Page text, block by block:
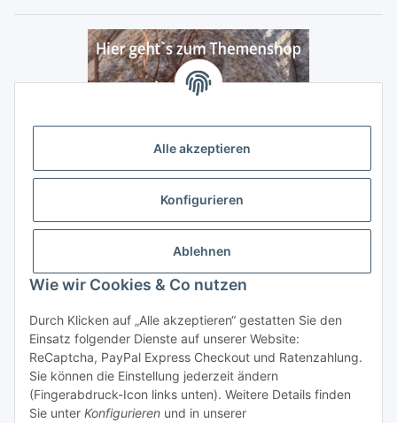
Alle akzeptieren
Konfigurieren
Ablehnen
Wie wir Cookies & Co nutzen
Durch Klicken auf „Alle akzeptieren“ gestatten Sie den
Einsatz folgender Dienste auf unserer Website:
ReCaptcha, PayPal Express Checkout und Ratenzahlung.
Sie können die Einstellung jederzeit ändern
(Fingerabdruck-Icon links unten). Weitere Details finden
Sie unter Konfigurieren und in unserer
Vertrag widerrufen